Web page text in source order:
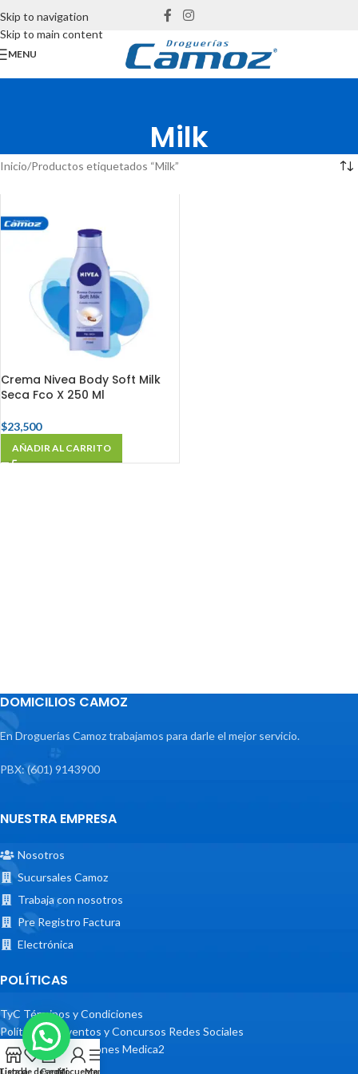
Skip to navigation
Skip to main content
MENU
Milk
Inicio Productos etiquetados “Milk”
Crema Nivea Body Soft Milk
Seca Fco X 250 Ml
$23,500
AÑADIR AL CARRITO
DOMICILIOS CAMOZ
En Droguerías Camoz trabajamos para darle el mejor servicio.
PBX: (601) 9143900
NUESTRA EMPRESA
Nosotros
Sucursales Camoz
Trabaja con nosotros
Pre Registro Factura
Electrónica
POLÍTICAS
TyC Términos y Condiciones
Políticas de Eventos y Concursos Redes Sociales
Términos y Condiciones Medica2
Lista de deseos
CarritoMi cuenta
Menu